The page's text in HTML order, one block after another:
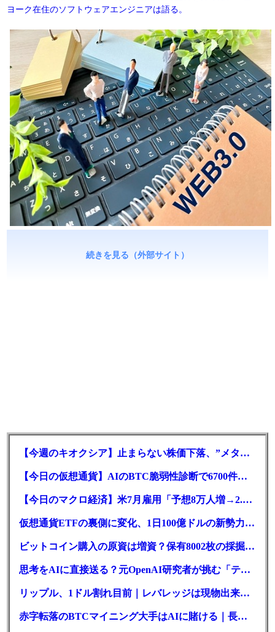
ヨーク在住のソフトウェアエンジニアは語る。
続きを見る（外部サイト）
【今週のキオクシア】止まらない株価下落、”メタプラネット化”の指摘は本当？
【今日の仮想通貨】AIのBTC脆弱性診断で6700件の指摘。赤字マイニング企業はAIに賭ける
【今日のマクロ経済】米7月雇用「予想8万人増→2.3万人減」で利上げ観測後退
仮想通貨ETFの裏側に変化、1日100億ドルの新勢力がSEC登録
ビットコイン購入の原資は増資？保有8002枚の採掘企業の実態とは
思考をAIに直接送る？元OpenAI研究者が挑む「テレパシー」開発とは
リップル、1ドル割れ目前｜レバレッジは現物出来高の6倍超
赤字転落のBTCマイニング大手はAIに賭ける｜長期負債17.8億ドル